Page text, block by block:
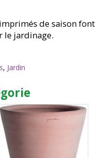
de saison font
le jardinage.
, Jardin